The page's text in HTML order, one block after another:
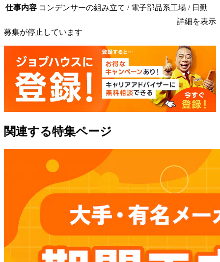
仕事内容 コンデンサーの組み立て / 電子部品系工場 / 日勤
詳細を表示
募集が停止しています
関連する特集ページ